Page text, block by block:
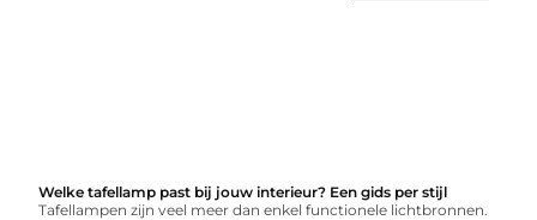
Welke tafellamp past bij jouw interieur? Een gids per stijl
Tafellampen zijn veel meer dan enkel functionele lichtbronnen.